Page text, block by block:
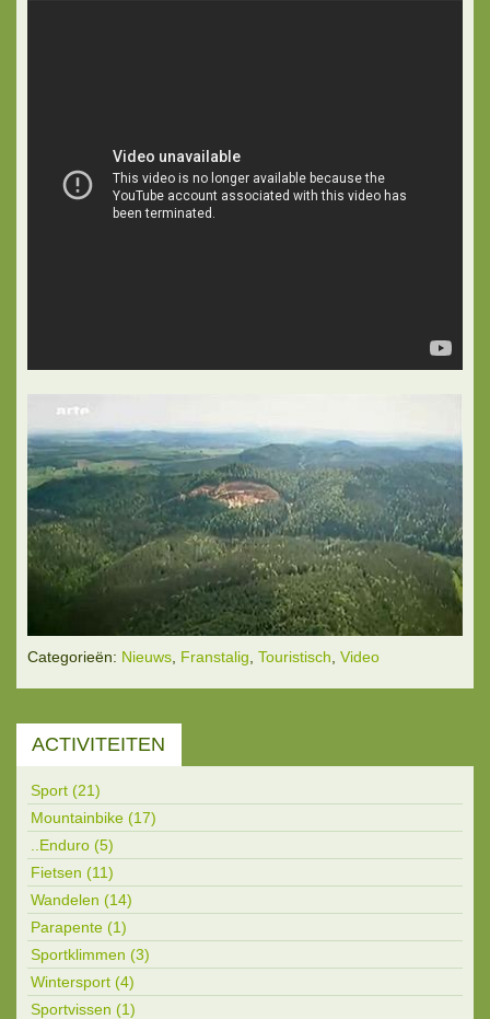
Categorieën: Nieuws, Franstalig, Touristisch, Video
ACTIVITEITEN
Sport (21)
Mountainbike (17)
..Enduro (5)
Fietsen (11)
Wandelen (14)
Parapente (1)
Sportklimmen (3)
Wintersport (4)
Sportvissen (1)